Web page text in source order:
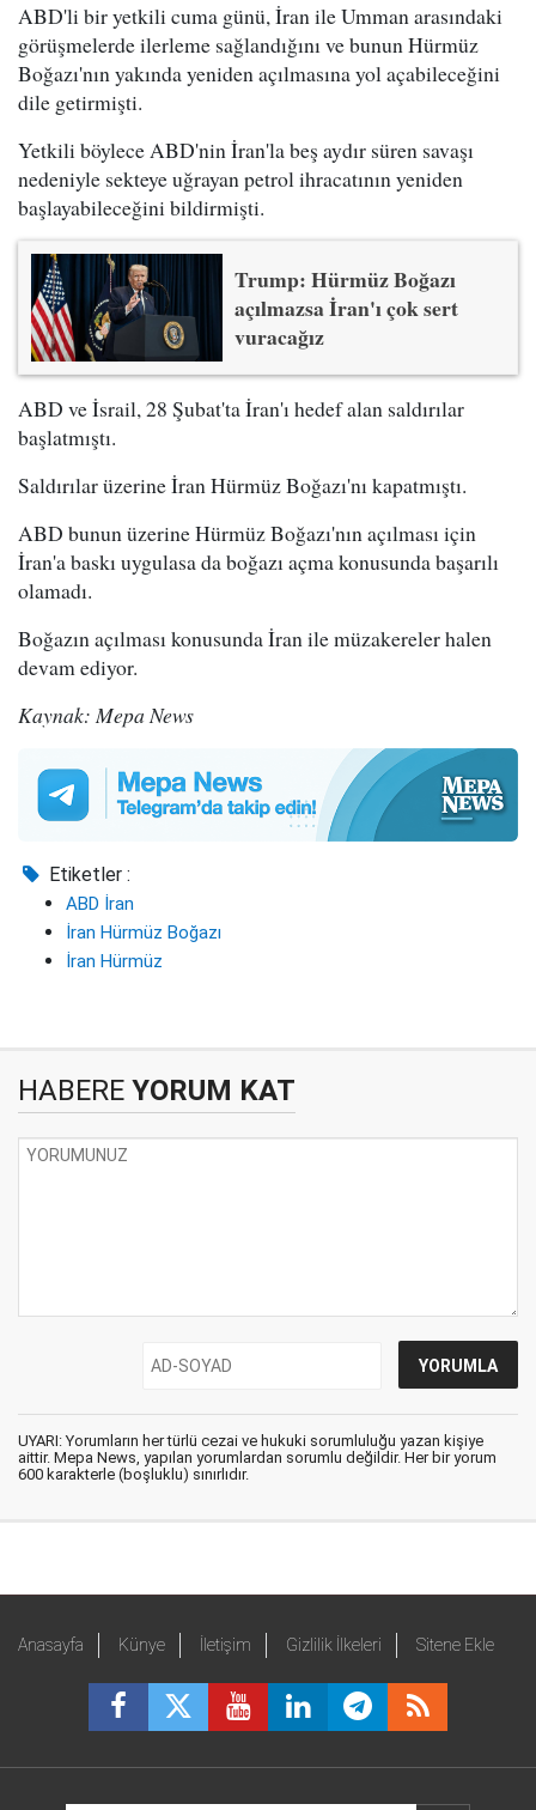
ABD'li bir yetkili cuma günü, İran ile Umman arasındaki
görüşmelerde ilerleme sağlandığını ve bunun Hürmüz
Boğazı'nın yakında yeniden açılmasına yol açabileceğini
dile getirmişti.
Yetkili böylece ABD'nin İran'la beş aydır süren savaşı
nedeniyle sekteye uğrayan petrol ihracatının yeniden
başlayabileceğini bildirmişti.
Trump: Hürmüz Boğazı
açılmazsa İran'ı çok sert
vuracağız
ABD ve İsrail, 28 Şubat'ta İran'ı hedef alan saldırılar
başlatmıştı.
Saldırılar üzerine İran Hürmüz Boğazı'nı kapatmıştı.
ABD bunun üzerine Hürmüz Boğazı'nın açılması için
İran'a baskı uygulasa da boğazı açma konusunda başarılı
olamadı.
Boğazın açılması konusunda İran ile müzakereler halen
devam ediyor.
Kaynak: Mepa News
Etiketler :
ABD İran
İran Hürmüz Boğazı
İran Hürmüz
HABERE YORUM KAT
UYARI: Yorumların her türlü cezai ve hukuki sorumluluğu yazan kişiye
aittir. Mepa News, yapılan yorumlardan sorumlu değildir. Her bir yorum
600 karakterle (boşluklu) sınırlıdır.
Anasayfa Künye İletişim Gizlilik İlkeleri Sitene Ekle